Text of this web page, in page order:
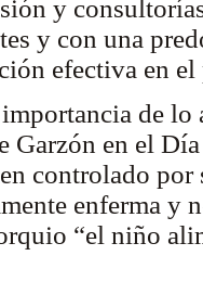
y
y con una
efectiva en el
de lo
Garzón en el
controlado
enferma y
“el niño